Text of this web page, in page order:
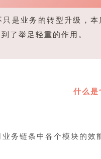
是业务的转型升级，
了举足轻重的作用。
什么是
务链条中各个模块的效